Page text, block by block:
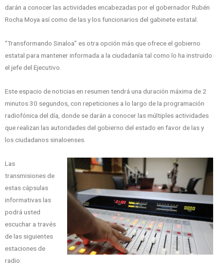
darán a conocer las actividades encabezadas por el gobernador Rubén
Rocha Moya así como de las y los funcionarios del gabinete estatal.
“Transformando Sinaloa” es otra opción más que ofrece el gobierno
estatal para mantener informada a la ciudadanía tal como lo ha instruido
el jefe del Ejecutivo.
Este espacio de noticias en resumen tendrá una duración máxima de 2
minutos 30 segundos, con repeticiones a lo largo de la programación
radiofónica del día, donde se darán a conocer las múltiples actividades
que realizan las autoridades del gobierno del estado en favor de las y
los ciudadanos sinaloenses.
Las
transmisiones de
estas cápsulas
informativas las
podrá usted
escuchar a través
de las siguientes
estaciones de
radio: